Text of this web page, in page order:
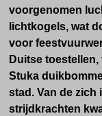
voorgenomen
lichtkogels, wat
voor
Duitse
Stuka
stad. Van de
strijdkrachten